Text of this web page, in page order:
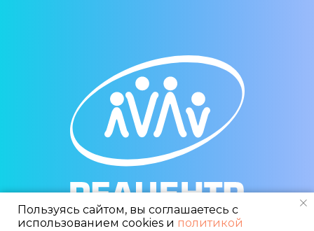
Пользуясь сайтом, вы соглашаетесь с
использованием cookies и политикой